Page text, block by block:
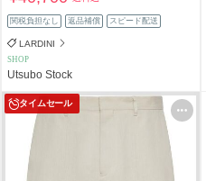
関税負担なし 返品補償 スピード配送
LARDINI
SHOP
Utsubo Stock
タイムセール